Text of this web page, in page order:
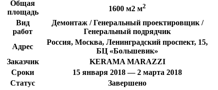
Общая
площадь
1600 м2 м2
Вид
работ
Демонтаж / Генеральный проектировщик /
Генеральный подрядчик
Адрес
Россия, Москва, Ленинградский проспект, 15,
БЦ «Большевик»
Заказчик
KERAMA MARAZZI
Сроки
15 января 2018 — 2 марта 2018
Статус
Завершено